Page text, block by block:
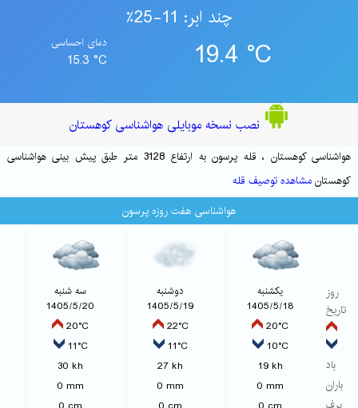
چند ابر: 11-25٪
19.4 °C دمای احساسی
15.3 °C
نصب نسخه موبایلی هواشناسی کوهستان
هواشناسی کوهستان ، قله پرسون به ارتفاع 3128 متر طبق پیش بینی هواشناسی
کوهستانمشاهده توصیف قله
هواشناسی هفت روزه پرسون
روز
تاریخ
باد
باران
یکشنبه
1405/5/18
20°C
10°C
19 kh
0 mm
دوشنبه
1405/5/19
22°C
11°C
27 kh
0 mm
سه شنبه
1405/5/20
20°C
11°C
30 kh
0 mm